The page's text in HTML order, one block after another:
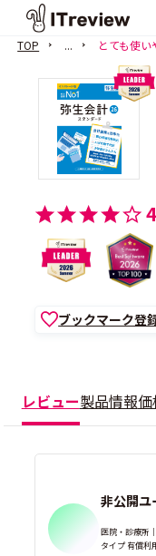
TOP ... とても使い
ブックマーク登
レビュー製品情報
非公開ユ
医院・診療所
タイプ 有償利